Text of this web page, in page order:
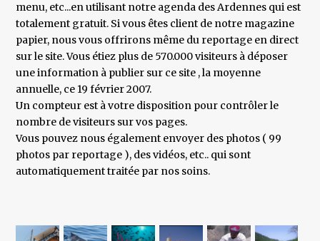
menu, etc...en utilisant notre agenda des Ardennes qui est
totalement gratuit. Si vous êtes client de notre magazine
papier, nous vous offrirons même du reportage en direct
sur le site. Vous étiez plus de 570.000 visiteurs à déposer
une information à publier sur ce site , la moyenne
annuelle, ce 19 février 2007.
Un compteur est à votre disposition pour contrôler le
nombre de visiteurs sur vos pages.
Vous pouvez nous également envoyer des photos ( 99
photos par reportage ), des vidéos, etc.. qui sont
automatiquement traitée par nos soins.